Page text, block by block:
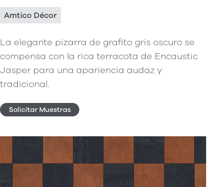
Amtico Décor
La elegante pizarra de grafito gris oscuro se
compensa con la rica terracota de Encaustic
Jasper para una apariencia audaz y
tradicional.
Solicitar Muestras